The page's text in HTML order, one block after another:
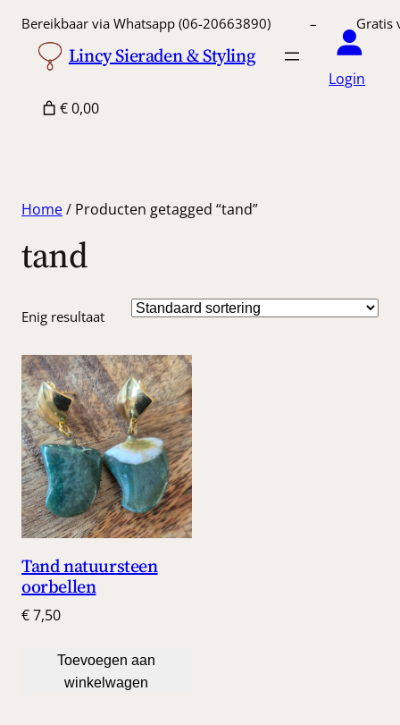
Bereikbaar via Whatsapp (06-20663890) –
Lincy Sieraden & Styling
Login
€ 0,00
Home/ Producten getagged “tand”
tand
Enig resultaat
Tand natuursteen
oorbellen
€7,50
Toevoegen aan
winkelwagen